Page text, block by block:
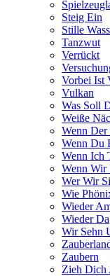
Steig Ein
Stille
Tanzwut
Verrückt
Vorbei Ist
Vulkan
Was Soll
Weiße
Wenn Der
Wenn Du
Wenn Ich
Wenn Wir
Wer Wir
Wie
Wieder
Wieder Da
Wir Sehn
Zaubern
Zieh Dich